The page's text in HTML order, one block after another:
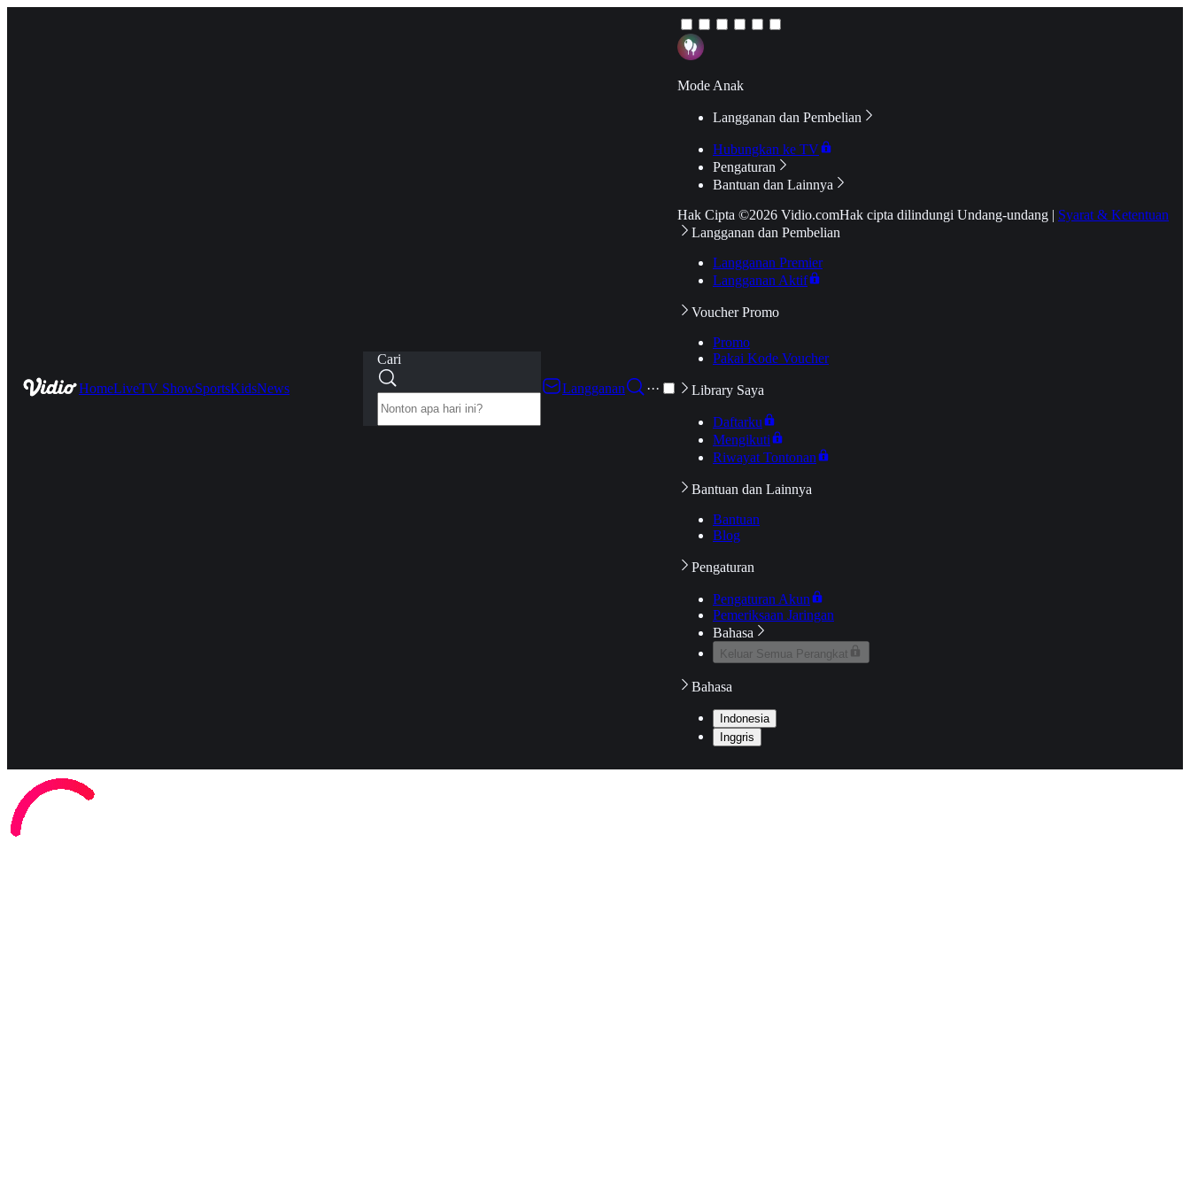
HomeLiveTV ShowSportsKidsNews
Cari
Langganan
···
Mode Anak
Langganan dan Pembelian
Hubungkan ke TV
Pengaturan
Bantuan dan Lainnya
Hak Cipta ©2026 Vidio.comHak cipta dilindungi Undang-undang | Syarat & Ketentuan
Langganan dan Pembelian
Langganan Premier
Langganan Aktif
Voucher Promo
Promo
Pakai Kode Voucher
Library Saya
Daftarku
Mengikuti
Riwayat Tontonan
Bantuan dan Lainnya
Bantuan
Blog
Pengaturan
Pengaturan Akun
Pemeriksaan Jaringan
Bahasa
Keluar Semua Perangkat
Bahasa
Indonesia
Inggris